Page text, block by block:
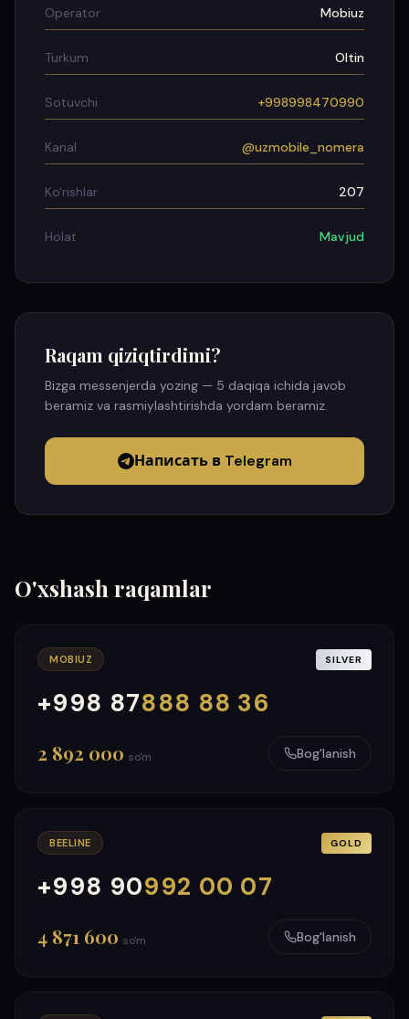
Operator Mobiuz
Turkum Oltin
Sotuvchi +998998470990
Kanal @uzmobile_nomera
Ko'rishlar 207
Holat Mavjud
Raqam qiziqtirdimi?
Bizga messenjerda yozing — 5 daqiqa ichida javob
beramiz va rasmiylashtirishda yordam beramiz.
Написать в Telegram
O'xshash raqamlar
MOBIUZ SILVER
+998 87888 88 36
000
999
2 892 000 so'm Bog'lanish
BEELINE GOLD
+998 90992 00 07
000
999
4 871 600 so'm Bog'lanish